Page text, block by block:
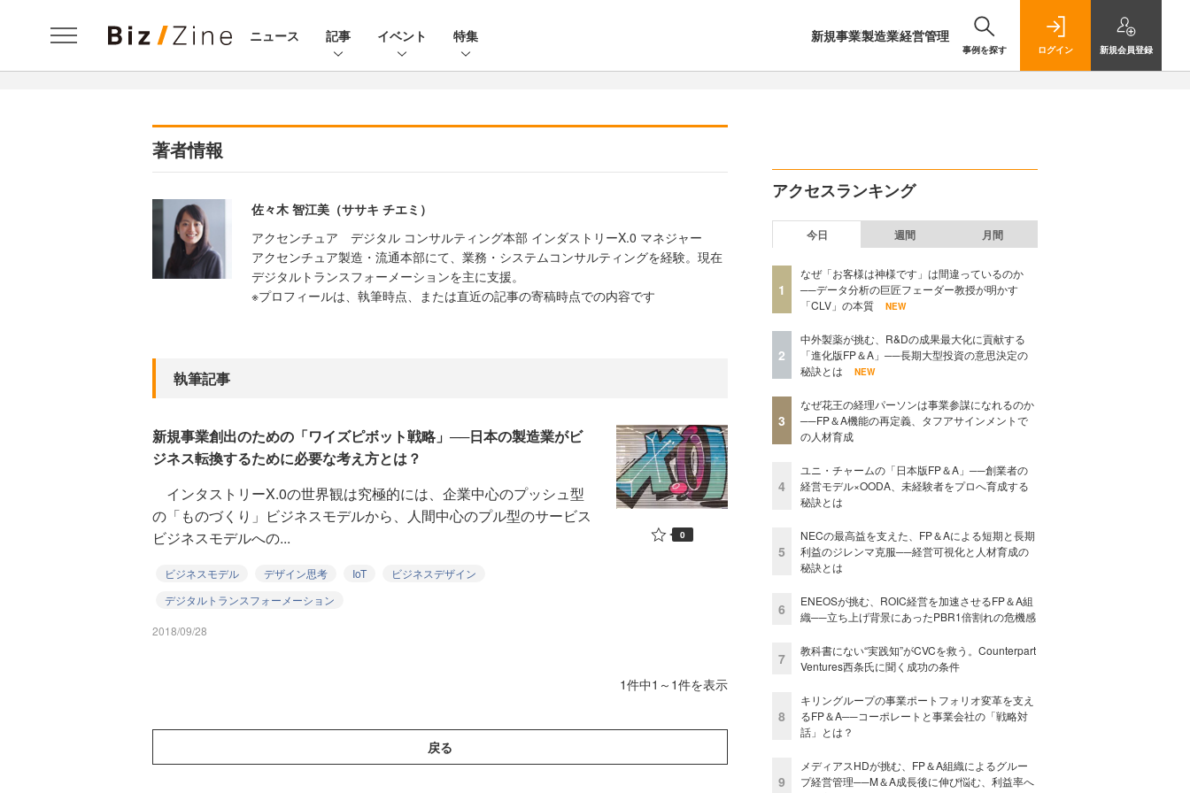
ニュース 記事 イベント 特集 新規事業製造業経営管理
事例を探す ログイン 新規会員登録
著者情報
佐々木 智江美（ササキ チエミ）
アクセンチュア デジタル コンサルティング本部 インダストリーX.0 マネジャー
アクセンチュア製造・流通本部にて、業務・システムコンサルティングを経験。現在
デジタルトランスフォーメーションを主に支援。
※プロフィールは、執筆時点、または直近の記事の寄稿時点での内容です
執筆記事
新規事業創出のための「ワイズピボット戦略」──日本の製造業がビ
ジネス転換するために必要な考え方とは？
インタストリーX.0の世界観は究極的には、企業中心のプッシュ型
の「ものづくり」ビジネスモデルから、人間中心のプル型のサービス
ビジネスモデルへの...
ビジネスモデル デザイン思考 IoT
ビジネスデザイン
デジタルトランスフォーメーション
2018/09/28
0
1件中1～1件を表示
戻る
アクセスランキング
今日 週間 月間
1
なぜ「お客様は神様です」は間違っているのか
──データ分析の巨匠フェーダー教授が明かす
「CLV」の本質
NEW
2
中外製薬が挑む、R&Dの成果最大化に貢献する
「進化版FP＆A」──長期大型投資の意思決定の
秘訣とは
NEW
3
なぜ花王の経理パーソンは事業参謀になれるのか
──FP＆A機能の再定義、タフアサインメントで
の人材育成
4
ユニ・チャームの「日本版FP＆A」──創業者の
経営モデル×OODA、未経験者をプロへ育成する
秘訣とは
5
NECの最高益を支えた、FP＆Aによる短期と長期
利益のジレンマ克服──経営可視化と人材育成の
秘訣とは
6
ENEOSが挑む、ROIC経営を加速させるFP＆A組
織──立ち上げ背景にあったPBR1倍割れの危機感
7
教科書にない“実践知”がCVCを救う。Counterpart
Ventures西条氏に聞く成功の条件
8
キリングループの事業ポートフォリオ変革を支え
るFP＆A──コーポレートと事業会社の「戦略対
話」とは？
9
メディアスHDが挑む、FP＆A組織によるグルー
プ経営管理──M＆A成長後に伸び悩む、利益率へ